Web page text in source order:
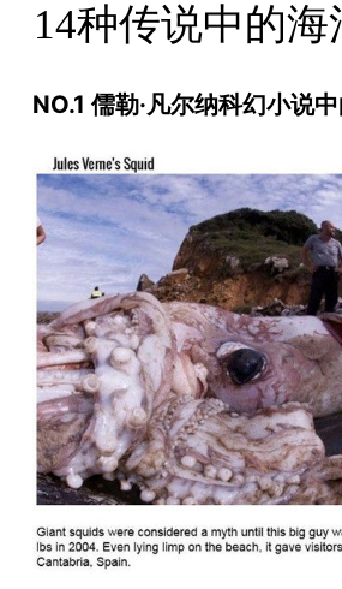
14种传说中的海
NO.1 儒勒·凡尔纳科幻小说